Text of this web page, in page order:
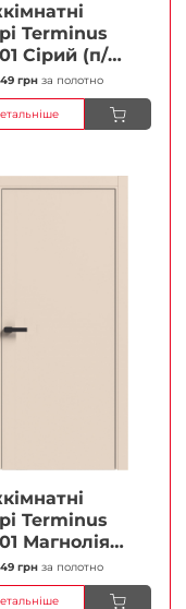
Terminus
Сірий (п/п)
Плівка
грн за полотно
Terminus
Магнолія
Плівка
грн за полотно